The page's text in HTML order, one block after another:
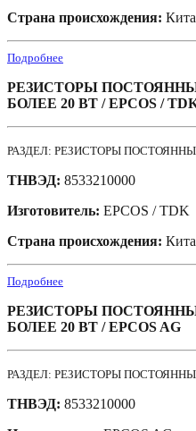
Страна происхождения:
Подробнее
РЕЗИСТОРЫ
БОЛЕЕ 20 ВТ / EPCOS /
РАЗДЕЛ: РЕЗИСТОРЫ
ТНВЭД: 8533210000
Изготовитель: EPCOS / TDK
Страна происхождения:
Подробнее
РЕЗИСТОРЫ
БОЛЕЕ 20 ВТ / EPCOS AG
РАЗДЕЛ: РЕЗИСТОРЫ
ТНВЭД: 8533210000